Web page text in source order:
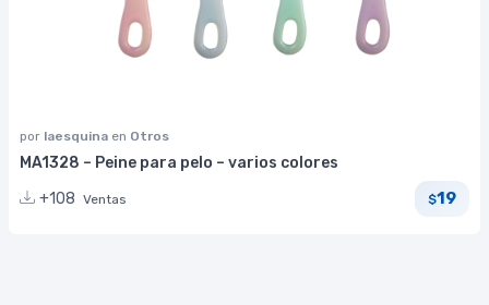
por laesquina en Otros
MA1328 – Peine para pelo – varios colores
+108 Ventas $19